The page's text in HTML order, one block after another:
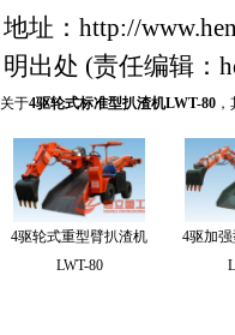
地址： http://
明出处 (责任编辑：
关于4驱轮式标准型扒渣机LWT-80
4驱轮式重型臂扒渣机
LWT-80
4驱加